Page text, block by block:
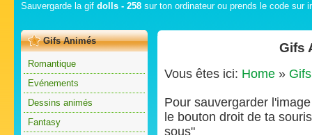
Sauvergarde la gif dolls - 258 sur ton ordinateur ou prends le code sur
Gifs Animés
Romantique
Evénements
Dessins animés
Fantasy
Gifs
Vous êtes ici: Home »
Pour sauvergarder
le bouton droit de ta
sous"